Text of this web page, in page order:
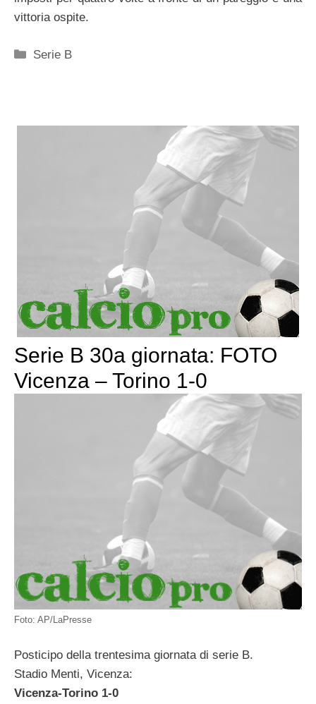
vittoria ospite.
Categorie
Serie B
Serie B 30a giornata: FOTO
Vicenza – Torino 1-0
Foto: AP/LaPresse
Posticipo della trentesima giornata di serie B.
Stadio Menti, Vicenza:
Vicenza-Torino 1-0